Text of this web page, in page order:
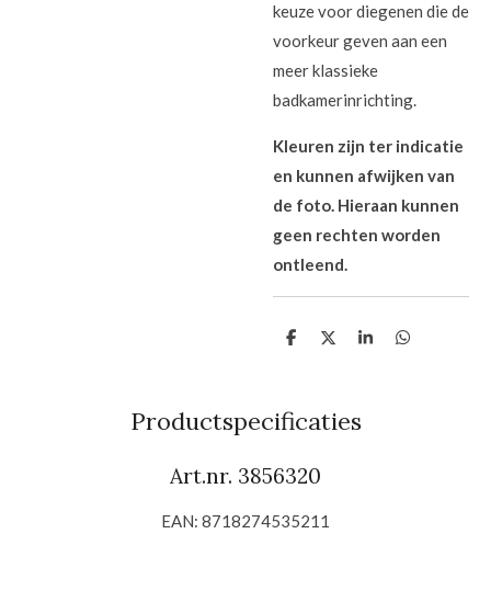
keuze voor diegenen die de
voorkeur geven aan een
meer klassieke
badkamerinrichting.
Kleuren zijn ter indicatie
en kunnen afwijken van
de foto. Hieraan kunnen
geen rechten worden
ontleend.
D
n
D
S
D
Productspecificaties
Art.nr. 3856320
EAN: 8718274535211